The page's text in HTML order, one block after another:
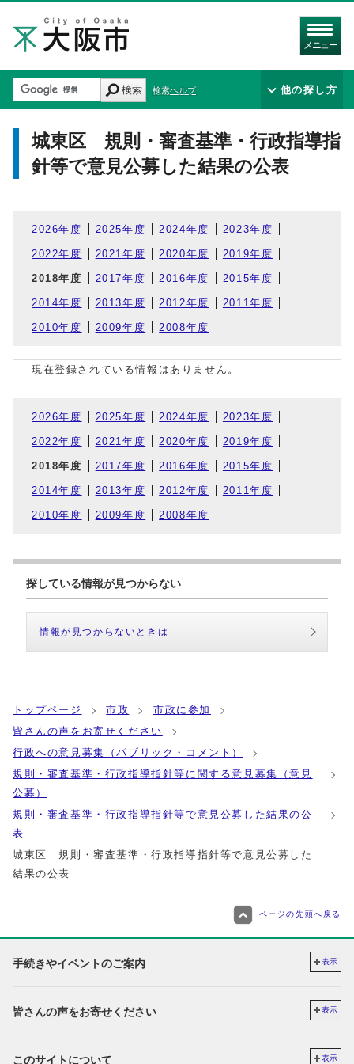
メニュー
検索 検索ヘルプ 他の探し方
城東区 規則・審査基準・行政指導指
針等で意見公募した結果の公表
2026年度 2025年度 2024年度 2023年度
2022年度 2021年度 2020年度 2019年度
2018年度 2017年度 2016年度 2015年度
2014年度 2013年度 2012年度 2011年度
2010年度 2009年度 2008年度
現在登録されている情報はありません。
2026年度 2025年度 2024年度 2023年度
2022年度 2021年度 2020年度 2019年度
2018年度 2017年度 2016年度 2015年度
2014年度 2013年度 2012年度 2011年度
2010年度 2009年度 2008年度
探している情報が見つからない
情報が見つからないときは
トップページ 市政
市政に参加
皆さんの声をお寄せください
行政への意見募集（パブリック・コメント）
規則・審査基準・行政指導指針等に関する意見募集（意見
公募）
規則・審査基準・行政指導指針等で意見公募した結果の公
表
城東区 規則・審査基準・行政指導指針等で意見公募した
結果の公表
ページの先頭へ戻る
手続きやイベントのご案内 表示
皆さんの声をお寄せください 表示
このサイトについて 表示